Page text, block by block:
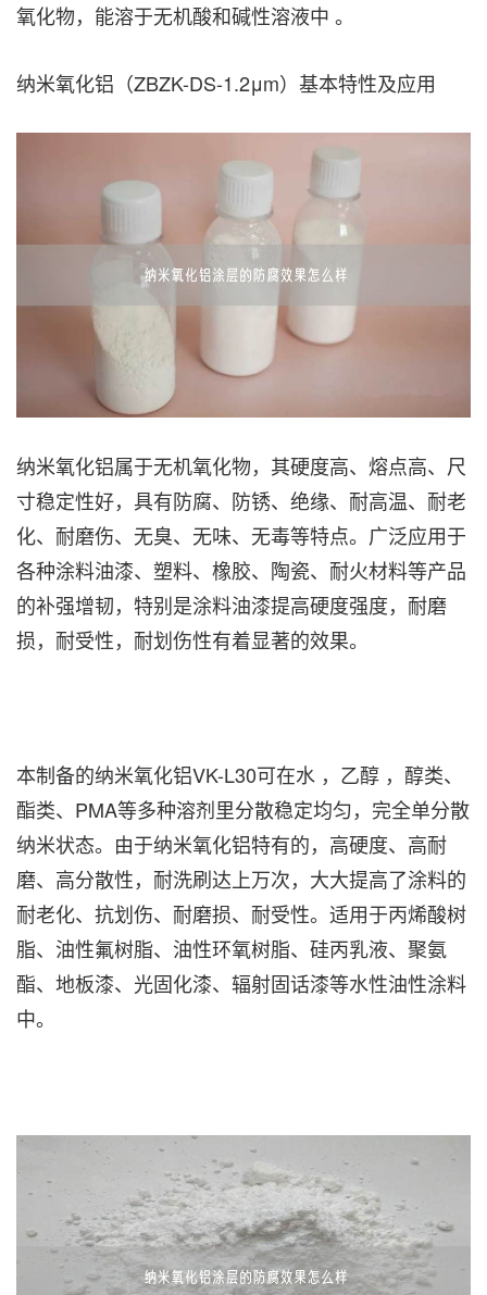
氧化物，能溶于无机酸和碱性溶液中 。
纳米氧化铝（ZBZK-DS-1.2μm）基本特性及应用
纳米氧化铝属于无机氧化物，其硬度高、熔点高、尺
寸稳定性好，具有防腐、防锈、绝缘、耐高温、耐老
化、耐磨伤、无臭、无味、无毒等特点。广泛应用于
各种涂料油漆、塑料、橡胶、陶瓷、耐火材料等产品
的补强增韧，特别是涂料油漆提高硬度强度，耐磨
损，耐受性，耐划伤性有着显著的效果。
本制备的纳米氧化铝VK-L30可在水 ，乙醇 ，醇类、
酯类、PMA等多种溶剂里分散稳定均匀，完全单分散
纳米状态。由于纳米氧化铝特有的，高硬度、高耐
磨、高分散性，耐洗刷达上万次，大大提高了涂料的
耐老化、抗划伤、耐磨损、耐受性。适用于丙烯酸树
脂、油性氟树脂、油性环氧树脂、硅丙乳液、聚氨
酯、地板漆、光固化漆、辐射固话漆等水性油性涂料
中。